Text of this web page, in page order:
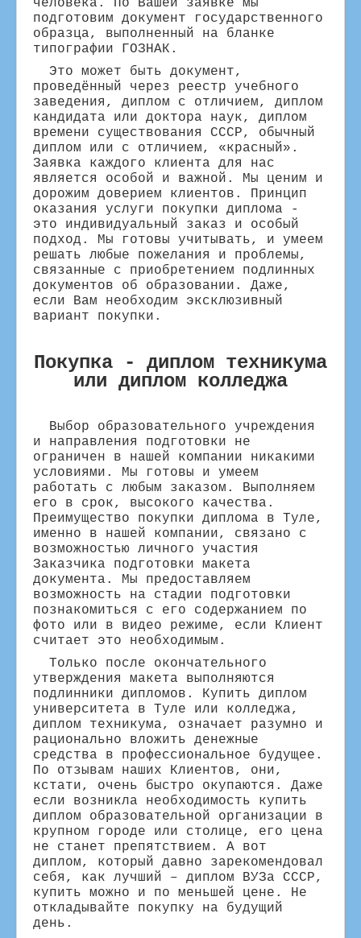
человека. По Вашей заявке мы
подготовим документ государственного
образца, выполненный на бланке
типографии ГОЗНАК.
Это может быть документ,
проведённый через реестр учебного
заведения, диплом с отличием, диплом
кандидата или доктора наук, диплом
времени существования СССР, обычный
диплом или с отличием, «красный».
Заявка каждого клиента для нас
является особой и важной. Мы ценим и
дорожим доверием клиентов. Принцип
оказания услуги покупки диплома -
это индивидуальный заказ и особый
подход. Мы готовы учитывать, и умеем
решать любые пожелания и проблемы,
связанные с приобретением подлинных
документов об образовании. Даже,
если Вам необходим эксклюзивный
вариант покупки.
Покупка - диплом техникума
или диплом колледжа
Выбор образовательного учреждения
и направления подготовки не
ограничен в нашей компании никакими
условиями. Мы готовы и умеем
работать с любым заказом. Выполняем
его в срок, высокого качества.
Преимущество покупки диплома в Туле,
именно в нашей компании, связано с
возможностью личного участия
Заказчика подготовки макета
документа. Мы предоставляем
возможность на стадии подготовки
познакомиться с его содержанием по
фото или в видео режиме, если Клиент
считает это необходимым.
Только после окончательного
утверждения макета выполняются
подлинники дипломов. Купить диплом
университета в Туле или колледжа,
диплом техникума, означает разумно и
рационально вложить денежные
средства в профессиональное будущее.
По отзывам наших Клиентов, они,
кстати, очень быстро окупаются. Даже
если возникла необходимость купить
диплом образовательной организации в
крупном городе или столице, его цена
не станет препятствием. А вот
диплом, который давно зарекомендовал
себя, как лучший – диплом ВУЗа СССР,
купить можно и по меньшей цене. Не
откладывайте покупку на будущий
день.